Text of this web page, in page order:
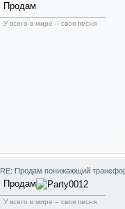
Продам
У всего в мире – своя песня
RE: Продам понижающий
Продам
У всего в мире – своя песня